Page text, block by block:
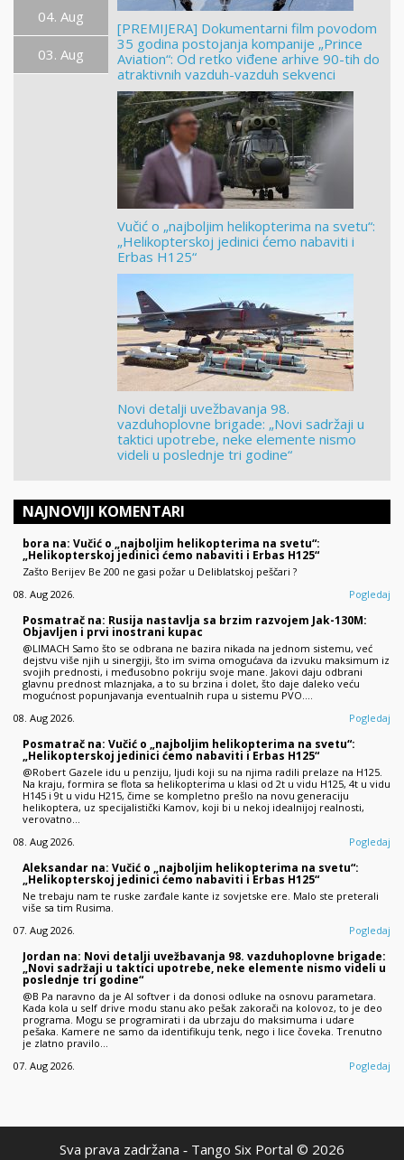
04. Aug
03. Aug
[PREMIJERA] Dokumentarni film povodom
35 godina postojanja kompanije „Prince
Aviation“: Od retko viđene arhive 90-tih do
atraktivnih vazduh-vazduh sekvenci
Vučić o „najboljim helikopterima na svetu“:
„Helikopterskoj jedinici ćemo nabaviti i
Erbas H125“
Novi detalji uvežbavanja 98.
vazduhoplovne brigade: „Novi sadržaji u
taktici upotrebe, neke elemente nismo
videli u poslednje tri godine“
NAJNOVIJI KOMENTARI
bora na: Vučić o „najboljim helikopterima na svetu“:
„Helikopterskoj jedinici ćemo nabaviti i Erbas H125“
Zašto Berijev Be 200 ne gasi požar u Deliblatskoj peščari ?
08. Aug 2026.
Pogledaj
Posmatrač na: Rusija nastavlja sa brzim razvojem Jak-130M:
Objavljen i prvi inostrani kupac
@LIMACH Samo što se odbrana ne bazira nikada na jednom sistemu, već
dejstvu više njih u sinergiji, što im svima omogućava da izvuku maksimum iz
svojih prednosti, i međusobno pokriju svoje mane. Jakovi daju odbrani
glavnu prednost mlaznjaka, a to su brzina i dolet, što daje daleko veću
mogućnost popunjavanja eventualnih rupa u sistemu PVO.…
08. Aug 2026.
Pogledaj
Posmatrač na: Vučić o „najboljim helikopterima na svetu“:
„Helikopterskoj jedinici ćemo nabaviti i Erbas H125“
@Robert Gazele idu u penziju, ljudi koji su na njima radili prelaze na H125.
Na kraju, formira se flota sa helikopterima u klasi od 2t u vidu H125, 4t u vidu
H145 i 9t u vidu H215, čime se kompletno prešlo na novu generaciju
helikoptera, uz specijalistički Kamov, koji bi u nekoj idealnijoj realnosti,
verovatno…
08. Aug 2026.
Pogledaj
Aleksandar na: Vučić o „najboljim helikopterima na svetu“:
„Helikopterskoj jedinici ćemo nabaviti i Erbas H125“
Ne trebaju nam te ruske zarđale kante iz sovjetske ere. Malo ste preterali
više sa tim Rusima.
07. Aug 2026.
Pogledaj
Jordan na: Novi detalji uvežbavanja 98. vazduhoplovne brigade:
„Novi sadržaji u taktici upotrebe, neke elemente nismo videli u
poslednje tri godine“
@B Pa naravno da je AI softver i da donosi odluke na osnovu parametara.
Kada kola u self drive modu stanu ako pešak zakorači na kolovoz, to je deo
programa. Mogu se programirati i da ubrzaju do maksimuma i udare
pešaka. Kamere ne samo da identifikuju tenk, nego i lice čoveka. Trenutno
je zlatno pravilo…
07. Aug 2026.
Pogledaj
Sva prava zadržana ‐ Tango Six Portal © 2026